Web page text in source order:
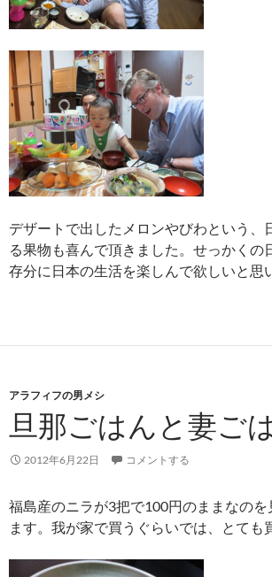
デザートで出したメロンやびわという、
る果物も喜んで頂きました。せっかくの
存分に日本の生活を楽しんで欲しいと思
アラフィフの男メシ
旦那ごはんと妻ご
2012年6月22日 コメントする
福島産のニラが3把で100円のままなのを
ます。我が家で買うぐらいでは、とても